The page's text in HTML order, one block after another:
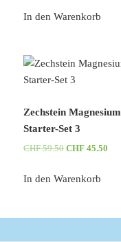
In den Warenkorb
Zechstein Magnesium
Starter-Set 3
CHF59.50Ursprünglicher
war:
CHF 45.50
In den Warenkorb